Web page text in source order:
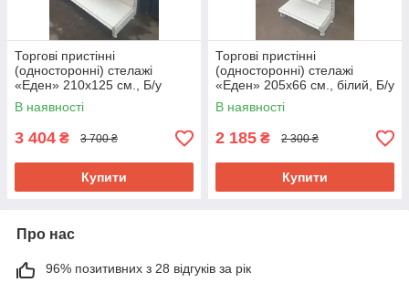
Торгові пристінні
(односторонні) стелажі
«Еден» 210х125 см., Б/у
В наявності
3 404 ₴ 3 700 ₴
Купити
Торгові пристінні
(односторонні) стелажі
«Еден» 205х66 см., білий, Б/у
В наявності
2 185 ₴ 2 300 ₴
Купити
Про нас
96% позитивних з 28 відгуків за рік